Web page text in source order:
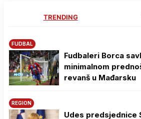
TRENDING
FUDBAL
Fudbaleri Borca
minimalnom
revanš u Mađarsku
REGION
Udes predsjednice